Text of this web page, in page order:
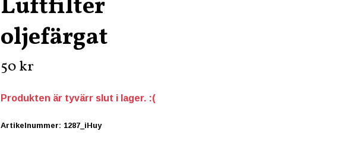
Luftfilter
oljefärgat
50 kr
Produkten är tyvärr slut i lager. :(
Artikelnummer: 1287_iHuy